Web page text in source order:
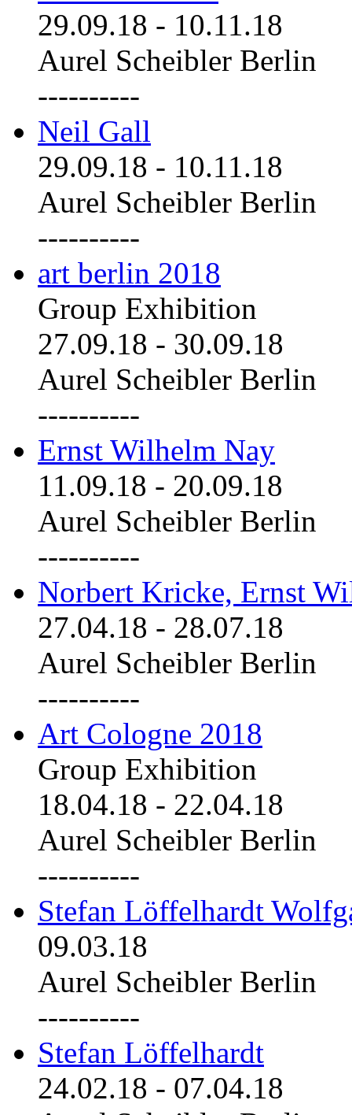
29.09.18 - 10.11.18
Aurel Scheibler Berlin
----------
Neil Gall
29.09.18 - 10.11.18
Aurel Scheibler Berlin
----------
art berlin 2018
Group Exhibition
27.09.18 - 30.09.18
Aurel Scheibler Berlin
----------
Ernst Wilhelm Nay
11.09.18 - 20.09.18
Aurel Scheibler Berlin
----------
Norbert Kricke, Ernst
27.04.18 - 28.07.18
Aurel Scheibler Berlin
----------
Art Cologne 2018
Group Exhibition
18.04.18 - 22.04.18
Aurel Scheibler Berlin
----------
Stefan Löffelhardt
09.03.18
Aurel Scheibler Berlin
----------
Stefan Löffelhardt
24.02.18 - 07.04.18